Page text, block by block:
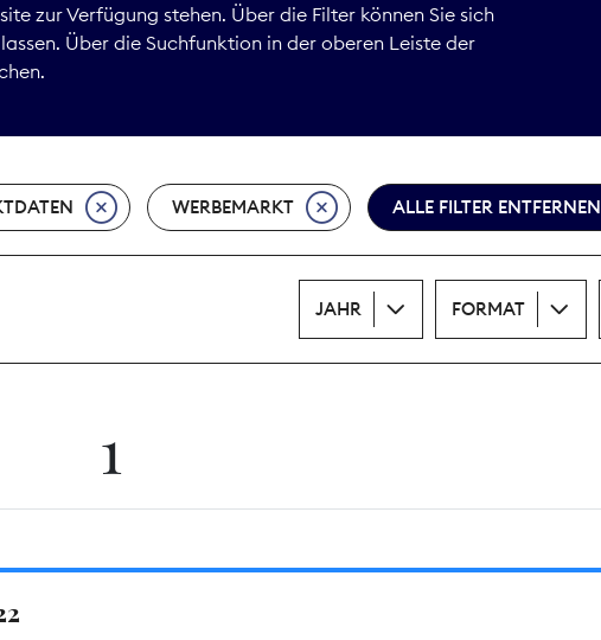
Print
zur Verfügung stehen. Über die Filter können Sie sich
Über die Suchfunktion in der oberen Leiste der
WERBEMARKT ALLE FILTER ENTFERNEN
JAHR FORMAT
1